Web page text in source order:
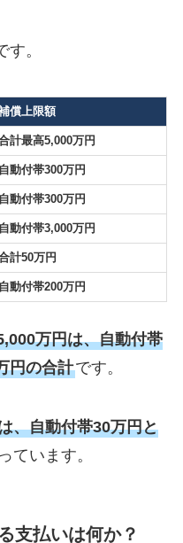
。
償上限額
計最高5,000万円
自動付帯300万円
自動付帯300万円
自動付帯3,000万円
計50万円
自動付帯200万円
万円は、自動付帯
円の合計です。
、自動付帯30万円と
ています。
支払いは何か？